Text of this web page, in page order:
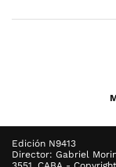
Edición N9413
Director: Gabriel